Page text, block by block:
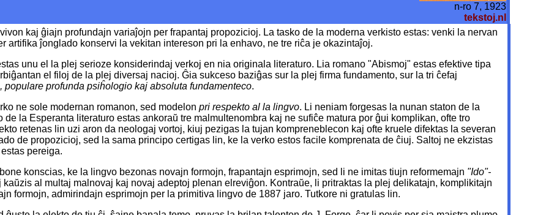
n-ro 7, 1923
tekstoj.nl
kaj ĝiajn profundajn variaĵojn per frapantaj propozicioj. La tasko de la moderna verkisto estas: venki la nervan
artifika ĵonglado konservi la vekitan intereson pri la enhavo, ne tre riĉa je okazintaĵoj.
unu el la plej serioze konsiderindaj verkoj en nia originala literaturo. Lia romano "Abismoj" estas efektive tipa
el filoj de la plej diversaj nacioj. Ĝia sukceso baziĝas sur la plej firma fundamento, sur la tri ĉefaj
populare profunda psiĥologio kaj absoluta fundamenteco.
ne sole modernan romanon, sed modelonpri respekto al la lingvo. Li neniam forgesas la nunan staton de la
la Esperanta literaturo estas ankoraŭ tre malmultenombra kaj ne sufiĉe matura por ĝui komplikan, ofte tro
retenas lin uzi aron da neologaj vortoj, kiuj pezigas la tujan kompreneblecon kaj ofte kruele difektas la severan
de propozicioj, sed la sama principo certigas lin, ke la verko estos facile komprenata de ĉiuj. Saltoj ne ekzistas
pereiga.
konscias, ke la lingvo bezonas novajn formojn, frapantajn esprimojn, sed li ne imitas tiujn reformemajn "Ido"-
al multaj malnovaj kaj novaj adeptoj plenan elreviĝon. Kontraŭe, li pritraktas la plej delikatajn, komplikitajn
formojn, admirindajn esprimojn per la primitiva lingvo de 1887 jaro. Tutkore ni gratulas lin.